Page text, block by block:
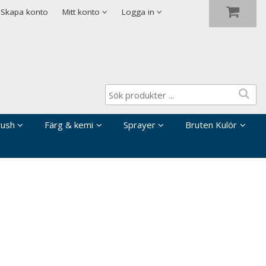
Skapa konto Mitt konto Logga in
Färg & kemi Sprayer
Bruten Kulör